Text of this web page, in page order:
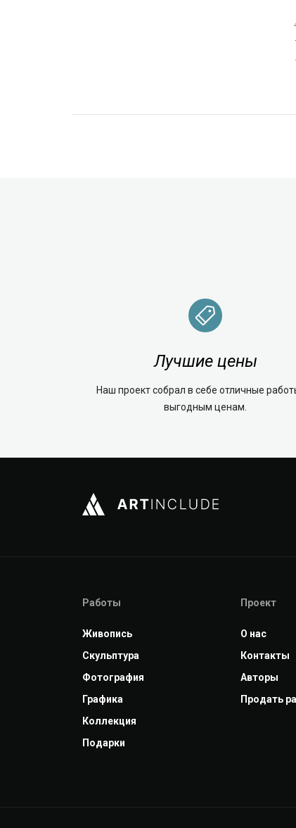
Лучшие цены
Наш проект собрал в себе отличные
выгодным ценам.
Работы
Живопись
Скульптура
Фотография
Графика
Коллекция
Подарки
Проект
О нас
Контакты
Авторы
Продать